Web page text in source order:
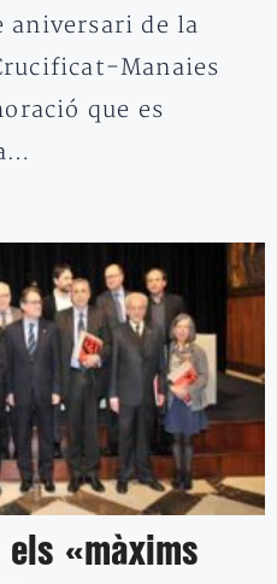
aniversari de la
Manaies
que es
els «màxims